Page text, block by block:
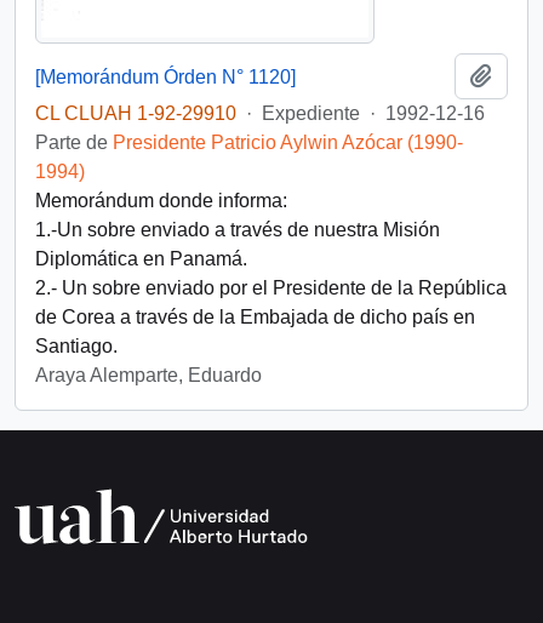
[Memorándum Órden N° 1120]
CL CLUAH 1-92-29910 · Expediente · 1992-12-16
Parte de Presidente Patricio Aylwin Azócar (1990-
1994)
Memorándum donde informa:
1.-Un sobre enviado a través de nuestra Misión
Diplomática en Panamá.
2.- Un sobre enviado por el Presidente de la República
de Corea a través de la Embajada de dicho país en
Santiago.
Araya Alemparte, Eduardo